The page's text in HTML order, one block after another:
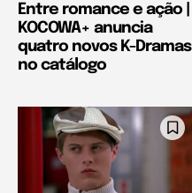
Entre romance e ação |
KOCOWA+ anuncia
quatro novos K-Dramas
no catálogo